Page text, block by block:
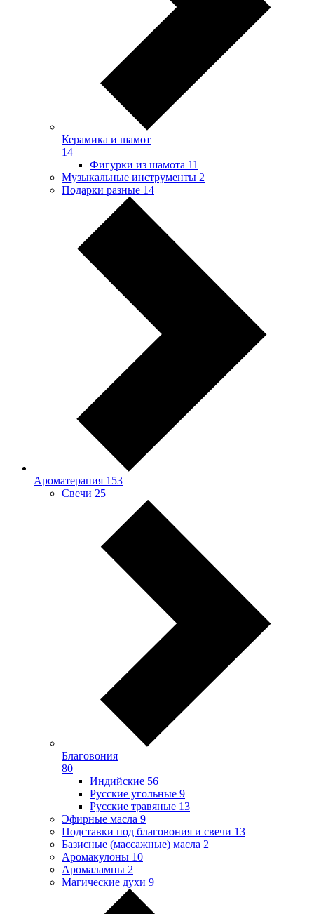
Керамика и шамот
14
Фигурки из шамота 11
Музыкальные инструменты 2
Подарки разные 14
Ароматерапия 153
Свечи 25
Благовония
80
Индийские 56
Русские угольные 9
Русские травяные 13
Эфирные масла 9
Подставки под благовония и свечи 13
Базисные (массажные) масла 2
Аромакулоны 10
Аромалампы 2
Магические духи 9